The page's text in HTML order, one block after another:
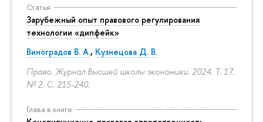
Статья
Зарубежный опыт правового регулирования
технологии «дипфейк»
Виноградов В. А., Кузнецова Д. В.
Право. Журнал Высшей школы экономики. 2024. Т. 17.
№ 2. С. 215-240.
Глава в книге